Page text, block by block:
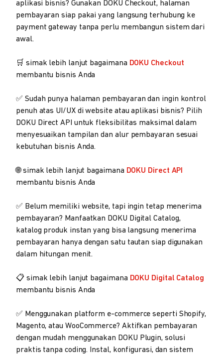
aplikasi bisnis? Gunakan DOKU Checkout, halaman
pembayaran siap pakai yang langsung terhubung ke
payment gateway tanpa perlu membangun sistem dari
awal.
🛒 simak lebih lanjut bagaimana DOKU Checkout
membantu bisnis Anda
✅ Sudah punya halaman pembayaran dan ingin kontrol
penuh atas UI/UX di website atau aplikasi bisnis? Pilih
DOKU Direct API untuk fleksibilitas maksimal dalam
menyesuaikan tampilan dan alur pembayaran sesuai
kebutuhan bisnis Anda.
🌐 simak lebih lanjut bagaimana DOKU Direct API
membantu bisnis Anda
✅ Belum memiliki website, tapi ingin tetap menerima
pembayaran? Manfaatkan DOKU Digital Catalog,
katalog produk instan yang bisa langsung menerima
pembayaran hanya dengan satu tautan siap digunakan
dalam hitungan menit.
📋 simak lebih lanjut bagaimana DOKU Digital Catalog
membantu bisnis Anda
✅ Menggunakan platform e-commerce seperti Shopify,
Magento, atau WooCommerce? Aktifkan pembayaran
dengan mudah menggunakan DOKU Plugin, solusi
praktis tanpa coding. Instal, konfigurasi, dan sistem